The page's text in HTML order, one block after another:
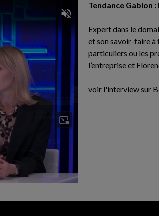
Tendance Gabion
Expert dans le
et son savoir-faire à
particuliers ou les
l’entreprise et
voir l'interview sur